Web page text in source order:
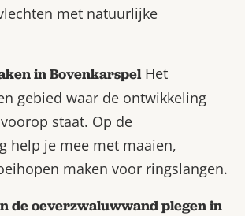
met natuurlijke
in Bovenkarspel Het
gebied waar de ontwikkeling
staat. Op de
help je mee met maaien,
maken voor ringslangen.
de oeverzwaluwwand plegen in